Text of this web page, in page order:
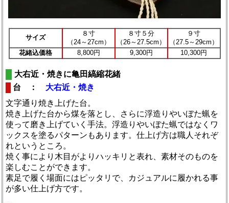
サイズ
８寸
（24～27cm）
８寸５分
（26～27.5cm）
９寸
（27.5～29cm）
花緒込価格
8,800円 9,300円 10,300円
大右近・焼きに亀田縞縮花緒
台 ： 大右近・焼き
文字通り焼き上げた台。
焼き上げた台から煤を落とし、さらに浮造りやいぼた蝋を
使って磨き上げていく手法。浮造りやいぼた蝋ではなくワ
ックスを塗るパターンもあります。仕上げ方は職人それぞ
れというところ。
焼く事により木目がよりハッキリと表れ、素材そのものを
楽しむことができます。
素足で履く場面にはピッタリで、カジュアルに履かれる事
が多い仕上げ方です。